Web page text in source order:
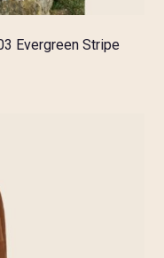
Evergreen Stripe